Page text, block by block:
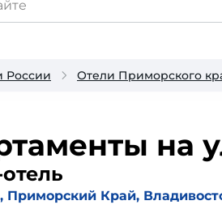
России Отели Приморского
на
Приморский Край,